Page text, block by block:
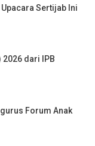
Sertijab Ini
2026 dari IPB
Forum Anak